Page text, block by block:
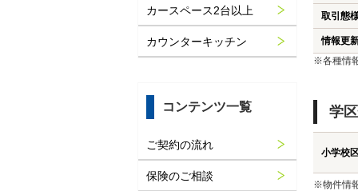
取引態
情報更
※各種情
学
小学校
※物件情
カースペース2台以上
カウンターキッチン
コンテンツ一覧
ご契約の流れ
保険のご相談